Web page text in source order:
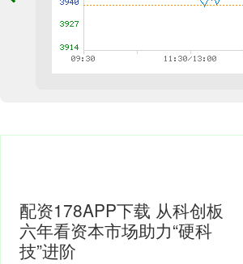
配资178APP下载 从科创板
六年看资本市场助力“硬科
技”进阶